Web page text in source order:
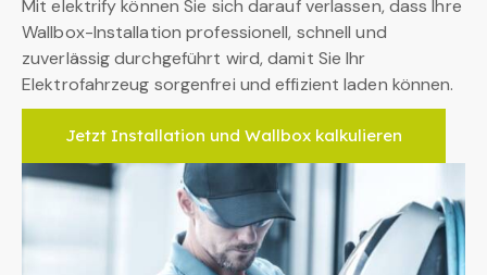
Mit elektrify können Sie sich darauf verlassen, dass Ihre
Wallbox-Installation professionell, schnell und
zuverlässig durchgeführt wird, damit Sie Ihr
Elektrofahrzeug sorgenfrei und effizient laden können.
Jetzt Installation und Wallbox kalkulieren